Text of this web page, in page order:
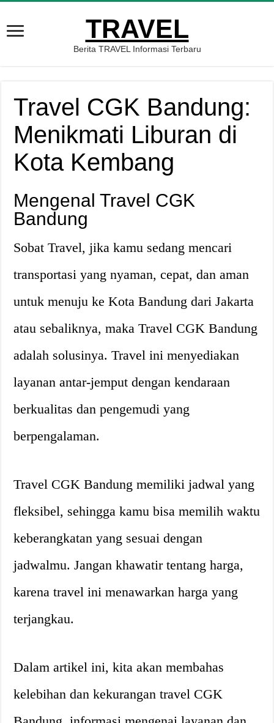
TRAVEL
Berita TRAVEL Informasi Terbaru
Travel CGK Bandung:
Menikmati Liburan di
Kota Kembang
Mengenal Travel CGK
Bandung
Sobat Travel, jika kamu sedang mencari
transportasi yang nyaman, cepat, dan aman
untuk menuju ke Kota Bandung dari Jakarta
atau sebaliknya, maka Travel CGK Bandung
adalah solusinya. Travel ini menyediakan
layanan antar-jemput dengan kendaraan
berkualitas dan pengemudi yang
berpengalaman.
Travel CGK Bandung memiliki jadwal yang
fleksibel, sehingga kamu bisa memilih waktu
keberangkatan yang sesuai dengan
jadwalmu. Jangan khawatir tentang harga,
karena travel ini menawarkan harga yang
terjangkau.
Dalam artikel ini, kita akan membahas
kelebihan dan kekurangan travel CGK